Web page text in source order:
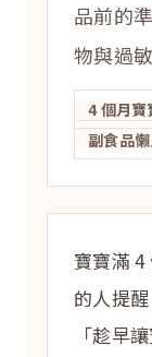
品前的
物與過
4 個月寶
副食品
寶寶滿
的人提
「趁早